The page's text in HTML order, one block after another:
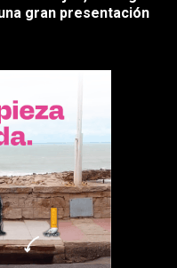
gran presentación